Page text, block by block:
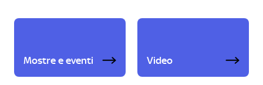
Mostre e eventi Video